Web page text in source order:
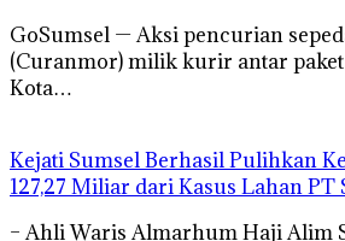
GoSumsel — Aksi pencurian
(Curanmor) milik kurir antar
Kota…
Kejati Sumsel Berhasil Pulihkan
127,27 Miliar dari Kasus Lahan PT
– Ahli Waris Almarhum Haji Alim